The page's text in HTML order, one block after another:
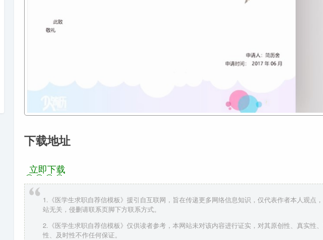
下载地址
立即下载
1.《医学生求职自荐信模板》援引自互联网，旨在传递更多网络信息知识，仅代表作者本人观点
站无关，侵删请联系页脚下方联系方式。
2.《医学生求职自荐信模板》仅供读者参考，本网站未对该内容进行证实，对其原创性、真实性
性、及时性不作任何保证。